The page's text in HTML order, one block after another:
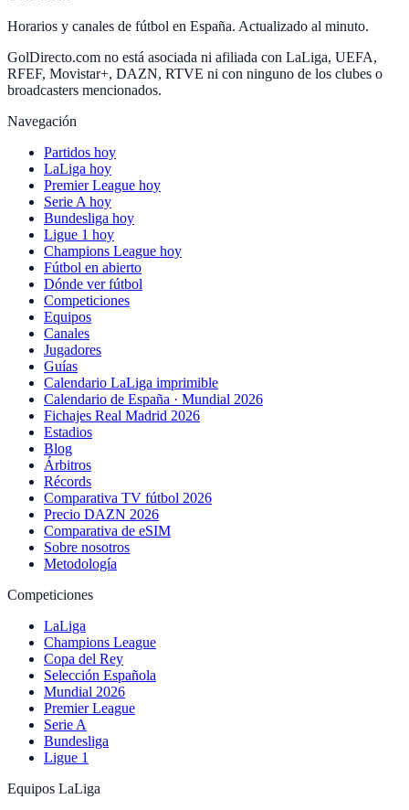
Horarios y canales de fútbol en España. Actualizado al minuto.
GolDirecto.com no está asociada ni afiliada con LaLiga, UEFA,
RFEF, Movistar+, DAZN, RTVE ni con ninguno de los clubes o
broadcasters mencionados.
Navegación
Partidos hoy
LaLiga hoy
Premier League hoy
Serie A hoy
Bundesliga hoy
Ligue 1 hoy
Champions League hoy
Fútbol en abierto
Dónde ver fútbol
Competiciones
Equipos
Canales
Jugadores
Guías
Calendario LaLiga imprimible
Calendario de España · Mundial 2026
Fichajes Real Madrid 2026
Estadios
Blog
Árbitros
Récords
Comparativa TV fútbol 2026
Precio DAZN 2026
Comparativa de eSIM
Sobre nosotros
Metodología
Competiciones
LaLiga
Champions League
Copa del Rey
Selección Española
Mundial 2026
Premier League
Serie A
Bundesliga
Ligue 1
Equipos LaLiga